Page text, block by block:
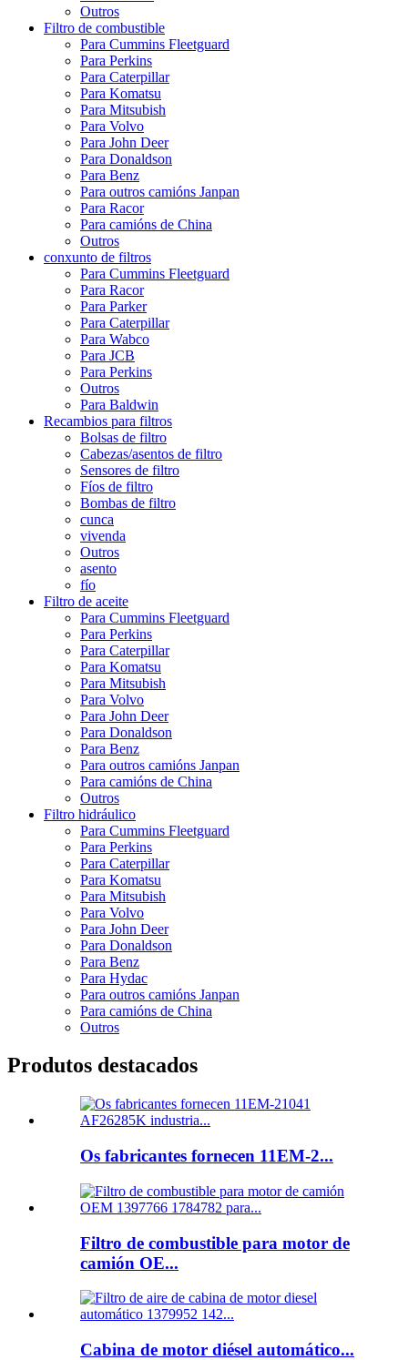
Outros
Filtro de combustible
Para Cummins Fleetguard
Para Perkins
Para Caterpillar
Para Komatsu
Para Mitsubish
Para Volvo
Para John Deer
Para Donaldson
Para Benz
Para outros camións Janpan
Para Racor
Para camións de China
Outros
conxunto de filtros
Para Cummins Fleetguard
Para Racor
Para Parker
Para Caterpillar
Para Wabco
Para JCB
Para Perkins
Outros
Para Baldwin
Recambios para filtros
Bolsas de filtro
Cabezas/asentos de filtro
Sensores de filtro
Fíos de filtro
Bombas de filtro
cunca
vivenda
Outros
asento
fío
Filtro de aceite
Para Cummins Fleetguard
Para Perkins
Para Caterpillar
Para Komatsu
Para Mitsubish
Para Volvo
Para John Deer
Para Donaldson
Para Benz
Para outros camións Janpan
Para camións de China
Outros
Filtro hidráulico
Para Cummins Fleetguard
Para Perkins
Para Caterpillar
Para Komatsu
Para Mitsubish
Para Volvo
Para John Deer
Para Donaldson
Para Benz
Para Hydac
Para outros camións Janpan
Para camións de China
Outros
Produtos destacados
Os fabricantes fornecen 11EM-2...
Filtro de combustible para motor de
camión OE...
Cabina de motor diésel automático...